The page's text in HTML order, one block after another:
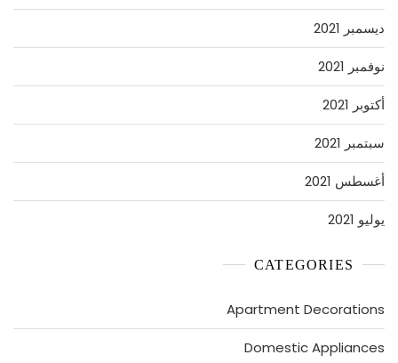
ديسمبر 2021
نوفمبر 2021
أكتوبر 2021
سبتمبر 2021
أغسطس 2021
يوليو 2021
CATEGORIES
Apartment Decorations
Domestic Appliances